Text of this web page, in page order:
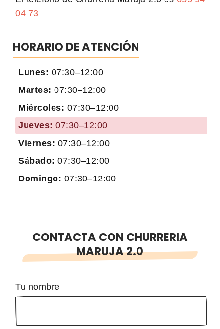
04 73
HORARIO DE ATENCIÓN
Lunes: 07:30–12:00
Martes: 07:30–12:00
Miércoles: 07:30–12:00
Jueves: 07:30–12:00
Viernes: 07:30–12:00
Sábado: 07:30–12:00
Domingo: 07:30–12:00
CONTACTA CON CHURRERIA
MARUJA 2.0
Tu nombre